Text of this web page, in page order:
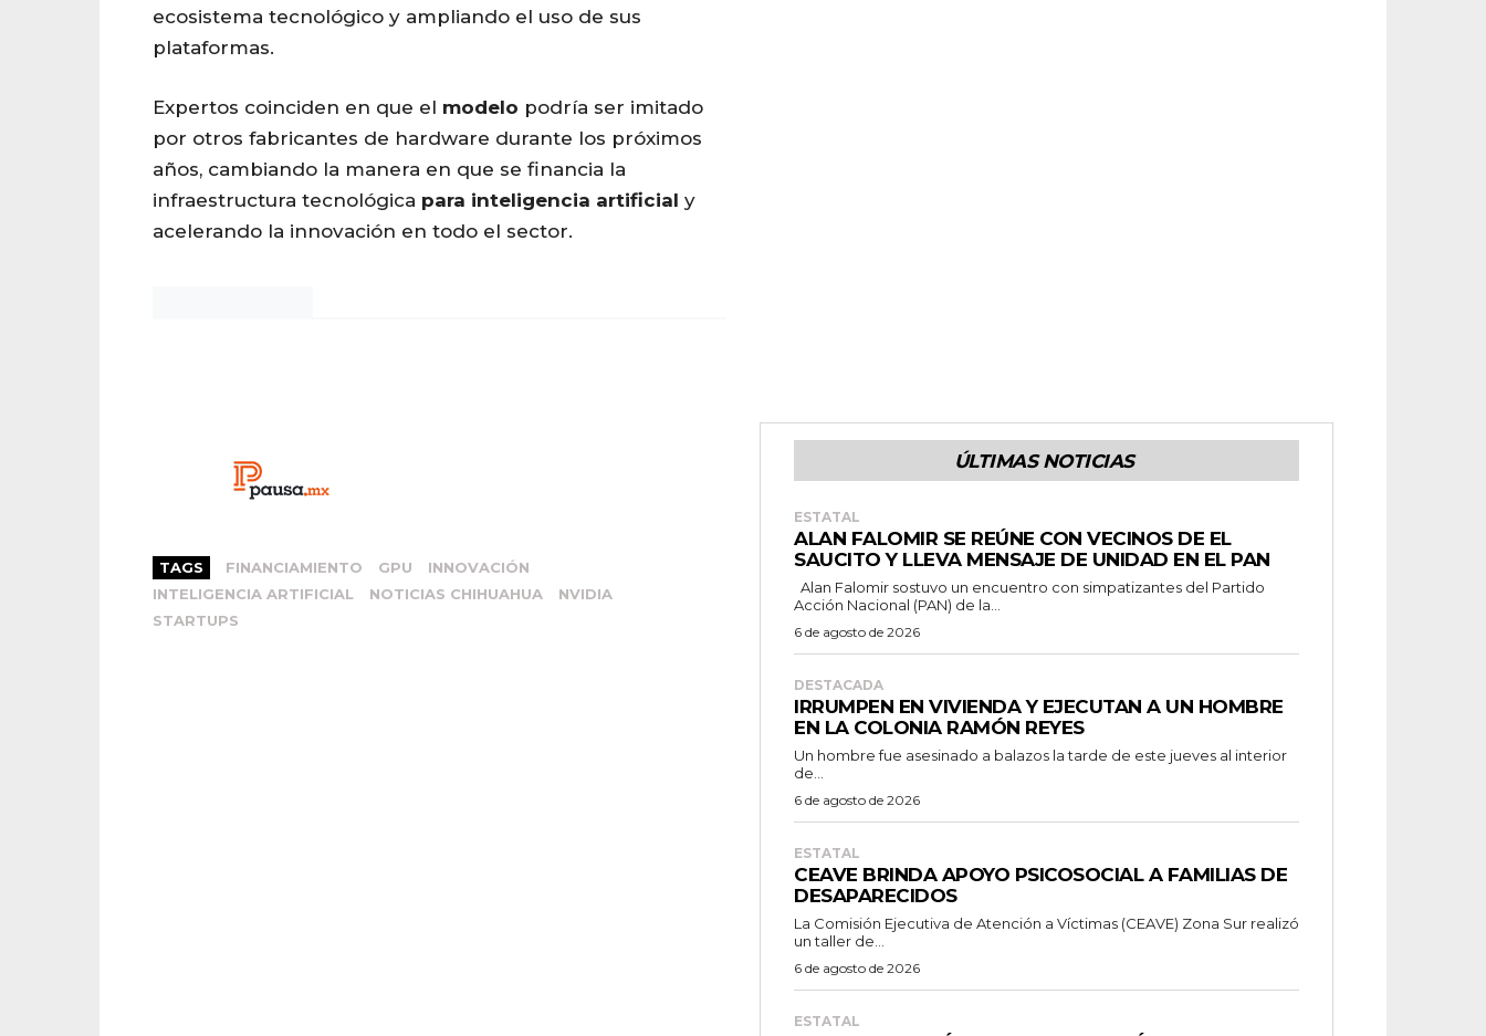
ecosistema tecnológico y ampliando el uso de sus
plataformas.
Expertos coinciden en que el modelo podría ser imitado
por otros fabricantes de hardware durante los próximos
años, cambiando la manera en que se financia la
infraestructura tecnológica para inteligencia artificial y
acelerando la innovación en todo el sector.
TAGS FINANCIAMIENTO GPU
INNOVACIÓN
INTELIGENCIA ARTIFICIAL
NOTICIAS CHIHUAHUA
NVIDIA
STARTUPS
ÚLTIMAS NOTICIAS
ESTATAL
ALAN FALOMIR SE REÚNE CON VECINOS DE EL
SAUCITO Y LLEVA MENSAJE DE UNIDAD EN EL PAN
Acción Nacional (PAN) de la...
6 de agosto de 2026
DESTACADA
IRRUMPEN EN VIVIENDA Y EJECUTAN A UN HOMBRE
EN LA COLONIA RAMÓN REYES
Un hombre fue asesinado a balazos la tarde de este jueves al interior
de...
6 de agosto de 2026
ESTATAL
CEAVE BRINDA APOYO PSICOSOCIAL A FAMILIAS DE
DESAPARECIDOS
La Comisión Ejecutiva de Atención a Víctimas (CEAVE) Zona Sur realizó
un taller de...
6 de agosto de 2026
ESTATAL